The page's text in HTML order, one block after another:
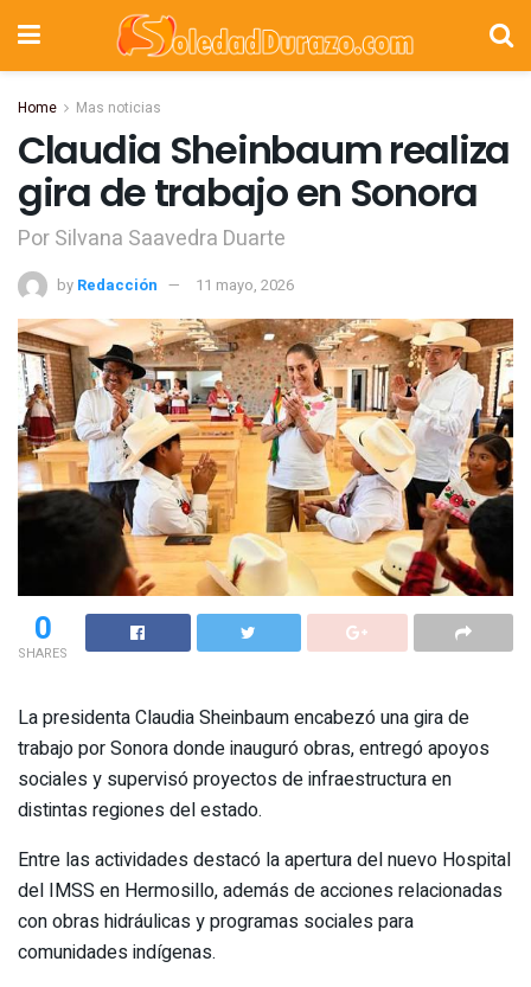
Home Mas noticias
Claudia Sheinbaum realiza
gira de trabajo en Sonora
Por Silvana Saavedra Duarte
by Redacción 11 mayo, 2026
0
SHARES
‎La presidenta Claudia Sheinbaum encabezó una gira de
trabajo por Sonora donde inauguró obras, entregó apoyos
sociales y supervisó proyectos de infraestructura en
distintas regiones del estado.
Entre las actividades destacó la apertura del nuevo Hospital
del IMSS en Hermosillo, además de acciones relacionadas
con obras hidráulicas y programas sociales para
comunidades indígenas.